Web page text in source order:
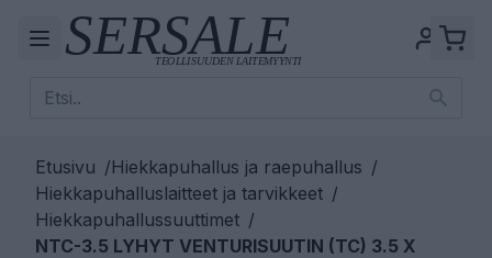
Etusivu /Hiekkapuhallus ja raepuhallus /
Hiekkapuhalluslaitteet ja tarvikkeet /
Hiekkapuhallussuuttimet /
NTC-3.5 LYHYT VENTURISUUTIN (TC) 3.5 X